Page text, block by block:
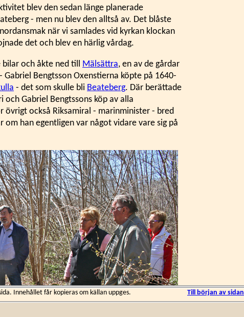
blev den sedan länge planerade
- men nu blev den alltså av. Det blåste
när vi samlades vid kyrkan klockan
det och blev en härlig vårdag.
bilar och åkte ned till Mälsättra, en av de gårdar
Bengtsson Oxenstierna köpte på 1640-
- det som skulle bli Beateberg. Där berättade
Gabriel Bengtssons köp av alla
övrigt också Riksamiral - marinminister - bred
om han egentligen var något vidare vare sig på
Innehållet får kopieras om källan uppges. Till början av sidan